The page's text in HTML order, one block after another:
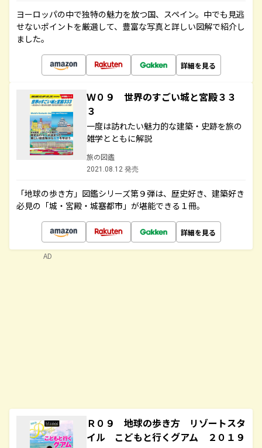
ヨーロッパの中で独特の魅力を放つ国、スペイン。中でも見逃
せないポイントを厳選して、豊富な写真と詳しい図解で紹介し
ました。
詳細を見る
Ｗ０９ 世界のすごい城と宮殿３３
３
一度は訪れたい魅力的な建築・史跡を旅の
雑学とともに解説
旅の図鑑
2021.08.12 発売
「地球の歩き方」図鑑シリーズ第９弾は、歴史好き、建築好き
必見の「城・宮殿・城塞都市」が堪能できる１冊。
詳細を見る
Ｒ０９ 地球の歩き方 リゾートスタ
イル こどもと行くグアム ２０１９
AD